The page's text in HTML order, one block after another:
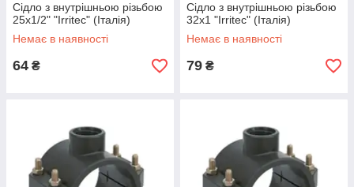
Сідло з внутрішньою різьбою
25х1/2" "Irritec" (Італія)
Немає в наявності
64 ₴
Сідло з внутрішньою різьбою
32x1 "Irritec" (Італія)
Немає в наявності
79 ₴